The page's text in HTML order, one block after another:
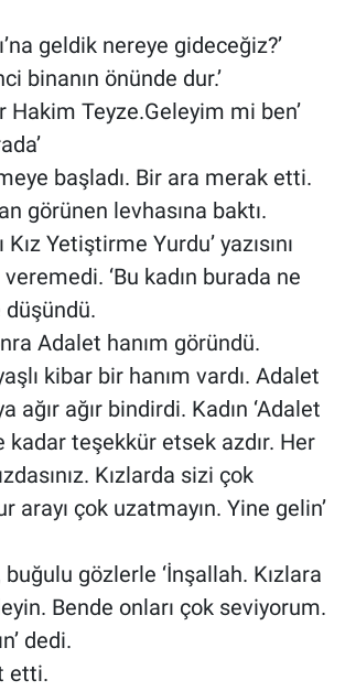
geldik nereye gideceğiz?’
binanın önünde dur.’
Hakim Teyze.Geleyim mi ben’
başladı. Bir ara merak etti.
görünen levhasına baktı.
Kız Yetiştirme Yurdu’ yazısını
‘Bu kadın burada ne
düşündü.
Adalet hanım göründü.
kibar bir hanım vardı. Adalet
ağır ağır bindirdi. Kadın ‘Adalet
kadar teşekkür etsek azdır. Her
Kızlarda sizi çok
arayı çok uzatmayın. Yine gelin’
gözlerle ‘İnşallah. Kızlara
Bende onları çok seviyorum.
dedi.
etti.